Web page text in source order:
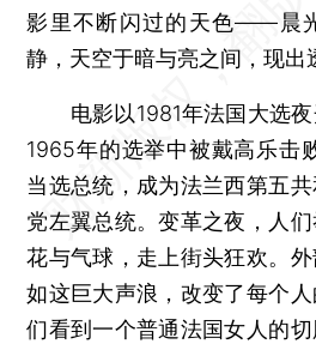
影里不断闪过的天色——晨
静，天空于暗与亮之间，现出
电影以1981年法国大选夜
1965年的选举中被戴高乐击
当选总统，成为法兰西第五
党左翼总统。变革之夜，人
花与气球，走上街头狂欢。
如这巨大声浪，改变了每个
们看到一个普通法国女人的